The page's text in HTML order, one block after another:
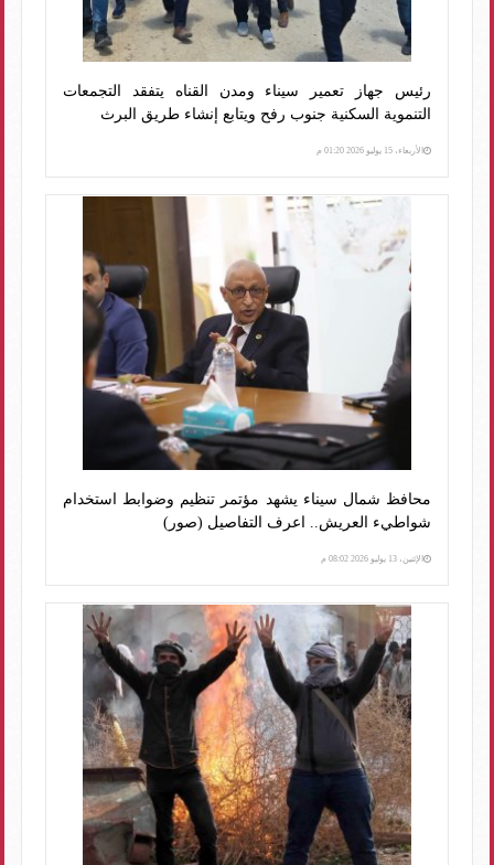
رئيس جهاز تعمير سيناء ومدن القناه يتفقد التجمعات
التنموية السكنية جنوب رفح ويتابع إنشاء طريق البرث
الأربعاء، 15 يوليو 2026 01:20 م
محافظ شمال سيناء يشهد مؤتمر تنظيم وضوابط استخدام
شواطيء العريش.. اعرف التفاصيل (صور)
الإثنين، 13 يوليو 2026 08:02 م